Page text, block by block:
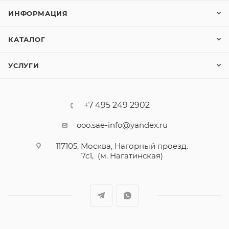
ИНФОРМАЦИЯ
КАТАЛОГ
УСЛУГИ
+7 495 249 2902
ooo.sae-info@yandex.ru
117105, Москва, Нагорный проезд.
7с1, (м. Нагатинская)